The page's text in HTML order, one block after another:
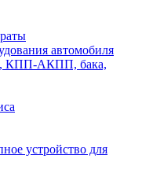
автомобиля
КПП-АКПП, бака,
устройство для